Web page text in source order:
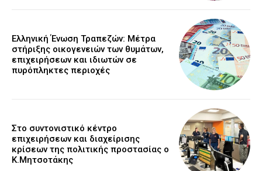
Ελληνική Ένωση Τραπεζών: Μέτρα
στήριξης οικογενειών των θυμάτων,
επιχειρήσεων και ιδιωτών σε
πυρόπληκτες περιοχές
Στο συντονιστικό κέντρο
επιχειρήσεων και διαχείρισης
κρίσεων της πολιτικής προστασίας ο
Κ.Μητσοτάκης